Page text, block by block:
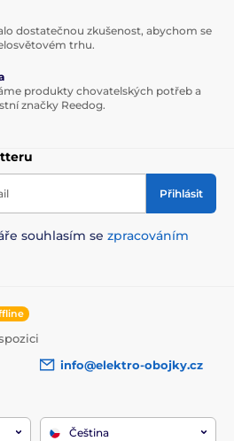
dostatečnou zkušenost, abychom se
trhu.
produkty chovatelských potřeb a
značky Reedog.
Přihlásit
souhlasím se zpracováním
info@elektro-obojky.cz
Čeština